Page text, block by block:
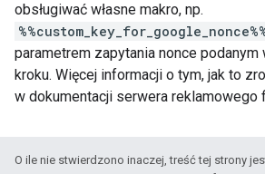
obsługiwać własne makro, np.
parametrem zapytania nonce
kroku. Więcej informacji o tym, jak to
w dokumentacji serwera reklamowego
O ile nie stwierdzono inaczej, treść tej strony